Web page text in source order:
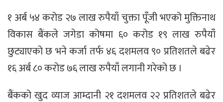
१ अर्ब ५४ करोड २७ लाख रुपैयाँ चुक्ता पूँजी भएको मुक्तिनाथ
विकास बैंकले जगेडा कोषमा ६० करोड १९ लाख रुपैयाँ
छुट्याएको छ भने कर्जा तर्फ ४६ दशमलव ९० प्रतिशतले बढेर
१६ अर्ब ८० करोड ७६ लाख रुपैयाँ लगानी गरेको छ ।
बैंकको खुद व्याज आम्दानी २१ दशमलव २२ प्रतिशतले बढेर